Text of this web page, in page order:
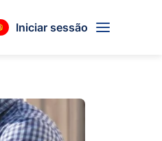
Iniciar sessão